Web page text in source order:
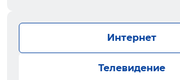
Интернет
Телевидение